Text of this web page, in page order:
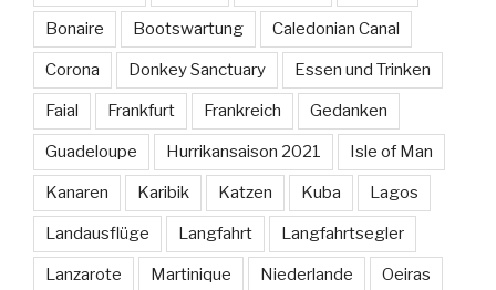
Bonaire Bootswartung Caledonian Canal
Corona Donkey Sanctuary Essen und Trinken
Faial Frankfurt Frankreich Gedanken
Guadeloupe Hurrikansaison 2021 Isle of Man
Kanaren Karibik Katzen Kuba Lagos
Landausflüge Langfahrt Langfahrtsegler
Lanzarote Martinique Niederlande Oeiras